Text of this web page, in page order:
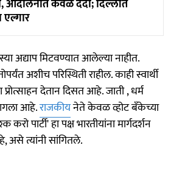
आंदोलनात केवळ दर्दी; दिल्लीत
एल्गार
अद्याप मिटवण्यात आलेल्या नाहीत.
अशीच परिस्थिती राहील. काही स्वार्थी
प्रोत्साहन देतान दिसत आहे. जाती , धर्म
आहे.राजकीयनेते केवळ व्होट बँकेच्या
पार्टी' हा पक्ष भारतीयांना मार्गदर्शन
असे त्यांनी सांगितले.